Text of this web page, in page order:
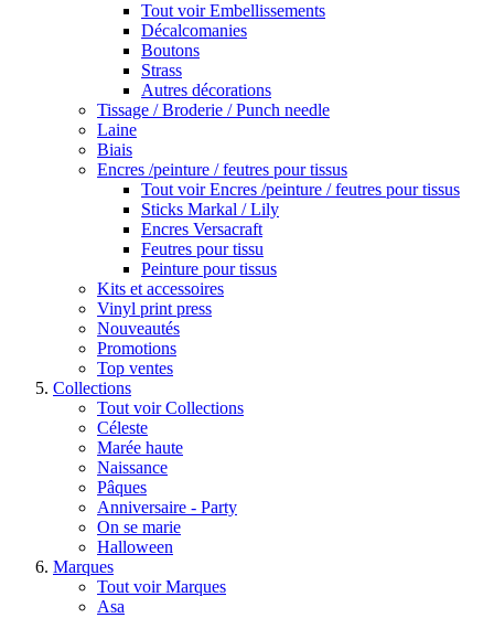
Tout voir Embellissements
Décalcomanies
Boutons
Strass
Autres décorations
Tissage / Broderie / Punch needle
Laine
Biais
Encres /peinture / feutres pour tissus
Tout voir Encres /peinture / feutres pour tissus
Sticks Markal / Lily
Encres Versacraft
Feutres pour tissu
Peinture pour tissus
Kits et accessoires
Vinyl print press
Nouveautés
Promotions
Top ventes
Collections
Tout voir Collections
Céleste
Marée haute
Naissance
Pâques
Anniversaire - Party
On se marie
Halloween
Marques
Tout voir Marques
Asa